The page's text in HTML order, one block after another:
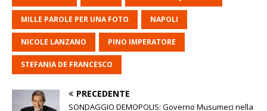
MILLE PAROLE PER UNA FOTO NAPOLI
NICOLE LANZANO PINO IMPERATORE
STEFANIA DE FRANCESCO
PRECEDENTE
SONDAGGIO DEMOPOLIS: Governo Musumeci nella